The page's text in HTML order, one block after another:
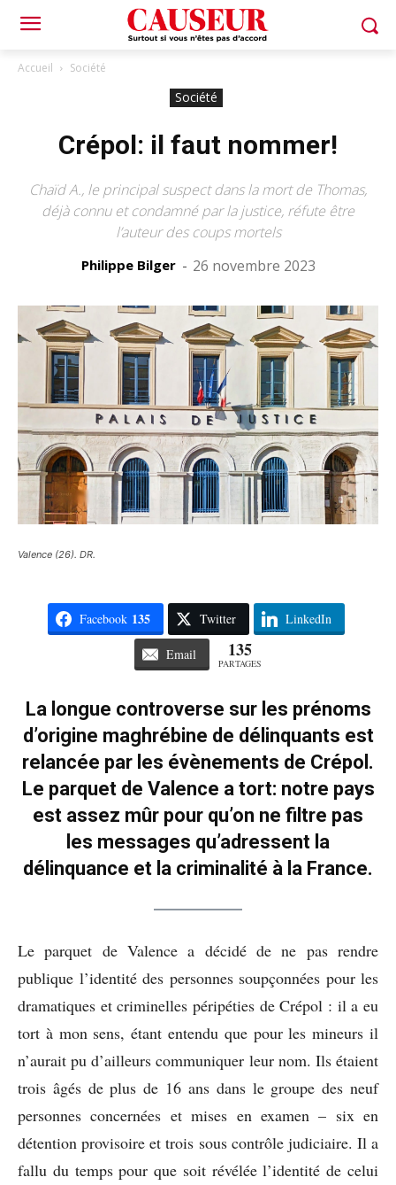
Accueil Société
Société
Crépol: il faut nommer!
Chaïd A., le principal suspect dans la mort de Thomas,
déjà connu et condamné par la justice, réfute être
l’auteur des coups mortels
Philippe Bilger - 26 novembre 2023
Valence (26). DR.
Facebook 135 Twitter LinkedIn
Email 135
PARTAGES
La longue controverse sur les prénoms
d’origine maghrébine de délinquants est
relancée par les évènements de Crépol.
Le parquet de Valence a tort: notre pays
est assez mûr pour qu’on ne filtre pas
les messages qu’adressent la
délinquance et la criminalité à la France.
Le parquet de Valence a décidé de ne pas rendre
publique l’identité des personnes soupçonnées pour les
dramatiques et criminelles péripéties de Crépol : il a eu
tort à mon sens, étant entendu que pour les mineurs il
n’aurait pu d’ailleurs communiquer leur nom. Ils étaient
trois âgés de plus de 16 ans dans le groupe des neuf
personnes concernées et mises en examen – six en
détention provisoire et trois sous contrôle judiciaire. Il a
fallu du temps pour que soit révélée l’identité de celui